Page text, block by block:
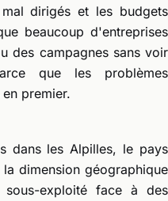
dirigés et les budgets
beaucoup d'entreprises
des campagnes sans voir
que les problèmes
premier.
dans les Alpilles, le pays
dimension géographique
exploité face à des